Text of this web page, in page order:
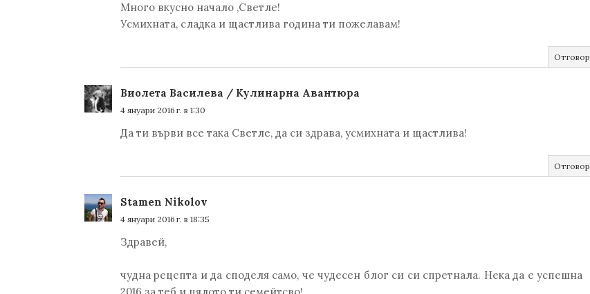
Много вкусно начало ,Светле!
Усмихната, сладка и щастлива година ти пожелавам!
Отговор
Виолета Василева / Кулинарна Авантюра
4 януари 2016 г. в 1:30
Да ти върви все така Светле, да си здрава, усмихната и щастлива!
Отговор
Stamen Nikolov
4 януари 2016 г. в 18:35
Здравей,
чудна рецепта и да споделя само, че чудесен блог си си спретнала. Нека да е успешна